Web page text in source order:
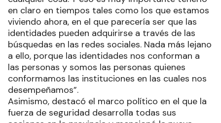
en claro en tiempos tales como los que estamos
viviendo ahora, en el que parecería ser que las
identidades pueden adquirirse a través de las
búsquedas en las redes sociales. Nada más lejano
a ello, porque las identidades nos conforman a
las personas y somos las personas quienes
conformamos las instituciones en las cuales nos
desempeñamos”.
Asimismo, destacó el marco político en el que la
fuerza de seguridad desarrolla todas sus